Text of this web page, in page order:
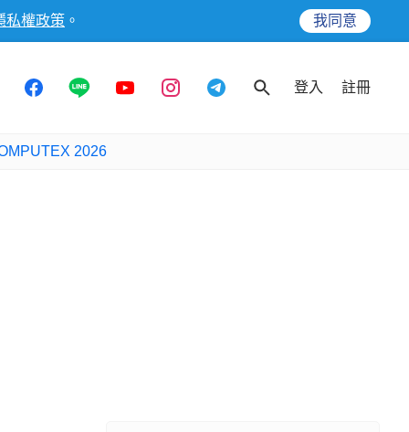
私權政策 。 我同意
登入 註冊
2026